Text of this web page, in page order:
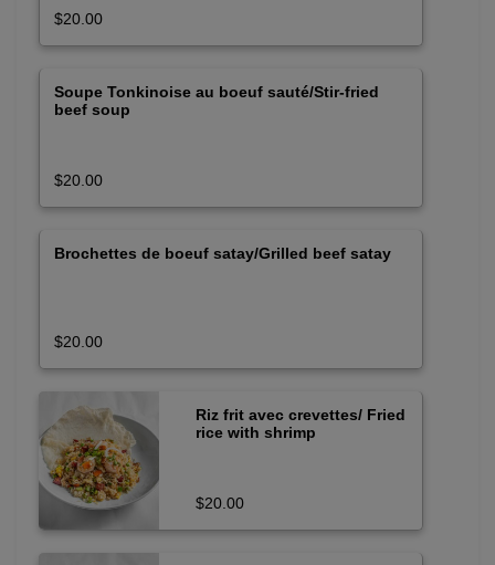
$20.00
Soupe Tonkinoise au boeuf sauté/Stir-fried
beef soup
$20.00
Brochettes de boeuf satay/Grilled beef satay
$20.00
Riz frit avec crevettes/ Fried
rice with shrimp
$20.00